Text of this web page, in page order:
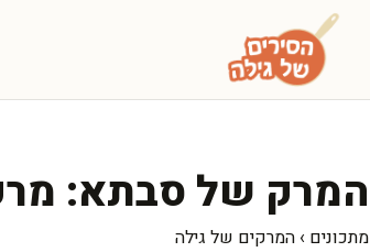
המרק של סבתא:
מתכונים › המרקים של גילה